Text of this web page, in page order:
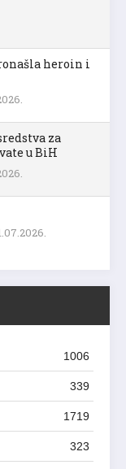
heroin i
za
u BiH
1006
339
1719
323